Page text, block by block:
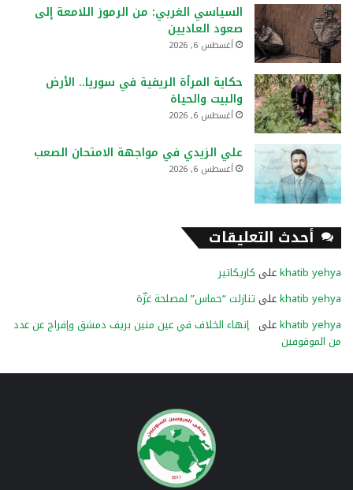
السياسي الغربي: من الرموز اللامعة إلى
صعود العاديين
أغسطس 6, 2026
حكاية المرأة الريفية في سوريا.. الأرض
والبيت والحياة
أغسطس 6, 2026
علي الزيدي في مواجهة الامتحان الصعب
أغسطس 6, 2026
أحدث التعليقات
khatib yehyaعلى كاريكاتير
khatib yehyaعلى تنازلت “حماس” لمصلحة غزّة
khatib yehyaعلى إنهاء الخلاف في عين منين بريف دمشق وإفراج عن عدد
من الموقوفين